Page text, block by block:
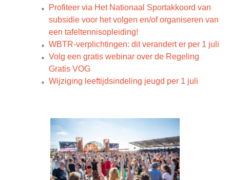
Profiteer via Het Nationaal Sportakkoord van
subsidie voor het volgen en/of organiseren van
een tafeltennisopleiding!
WBTR-verplichtingen: dit verandert er per 1 juli
Volg een gratis webinar over de Regeling
Gratis VOG
Wijziging leeftijdsindeling jeugd per 1 juli